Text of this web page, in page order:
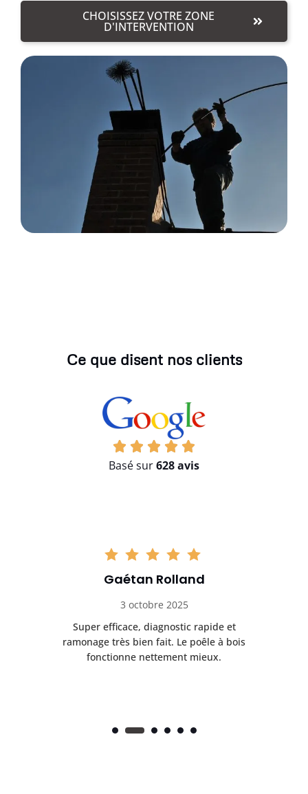
CHOISISSEZ VOTRE ZONE
D'INTERVENTION
Ce que disent nos clients
Basé sur628 avis
Gaétan Rolland
3 octobre 2025
Super efficace, diagnostic rapide et
ramonage très bien fait. Le poêle à bois
fonctionne nettement mieux.